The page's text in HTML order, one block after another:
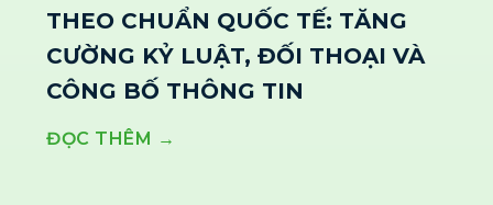
THEO CHUẨN QUỐC TẾ: TĂNG
CƯỜNG KỶ LUẬT, ĐỐI THOẠI VÀ
CÔNG BỐ THÔNG TIN
ĐỌC THÊM →